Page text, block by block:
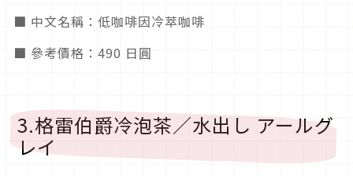
■ 中文名稱：低咖啡因冷萃咖啡
■ 參考價格：490 日圓
3.格雷伯爵冷泡茶／水出し アールグ
レイ